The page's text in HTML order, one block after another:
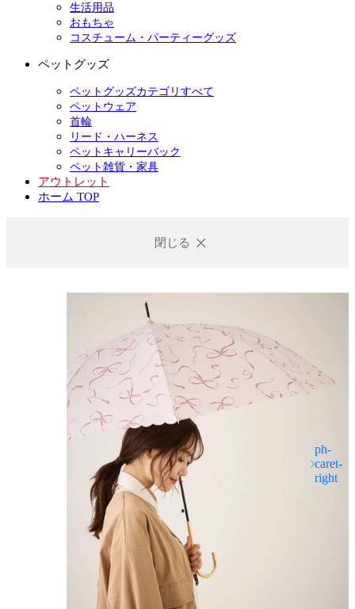
生活用品
おもちゃ
コスチューム・パーティーグッズ
ペットグッズ
ペットグッズカテゴリすべて
ペットウェア
首輪
リード・ハーネス
ペットキャリーバック
ペット雑貨・家具
アウトレット
ホーム TOP
閉じる